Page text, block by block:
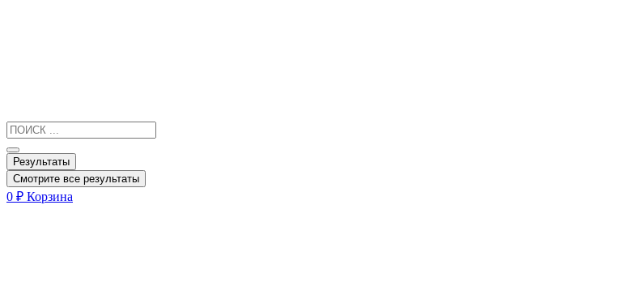
Результаты
Смотрите все результаты
0 ₽ Корзина